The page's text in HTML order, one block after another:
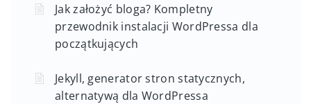
Jak założyć bloga? Kompletny
przewodnik instalacji WordPressa dla
początkujących
Jekyll, generator stron statycznych,
alternatywą dla WordPressa